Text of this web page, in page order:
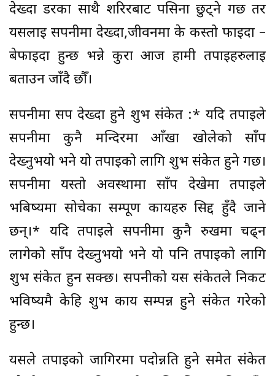
देख्दा डरका साथै शरिरबाट पसिना छुट्ने गर्छ तर
यसलाई सपनीमा देख्दा,जीवनमा के कस्तो फाइदा –
बेफाइदा हुन्छ भन्ने कुरा आज हामी तपाईहरुलाई
बताउन जाँदै छौँ।
सपनीमा सर्प देख्दा हुने शुभ संकेत :* यदि तपाईले
सपनीमा कुनै मन्दिरमा आँखा खोलेको साँप
देख्नुभयो भने यो तपाईको लागि शुभ संकेत हुने गर्छ।
सपनीमा यस्तो अवस्थामा साँप देखेमा तपाईले
भबिष्यमा सोचेका सम्पूर्ण कार्यहरु सिद्द हुँदै जाने
छन्।* यदि तपाईले सपनीमा कुनै रुखमा चढ्न
लागेको साँप देख्नुभयो भने यो पनि तपाईको लागि
शुभ संकेत हुन सक्छ। सपनीको यस संकेतले निकट
भविष्यमै केहि शुभ कार्य सम्पन्न हुने संकेत गरेको
हुन्छ।
यसले तपाईको जागिरमा पदोन्नति हुने समेत संकेत